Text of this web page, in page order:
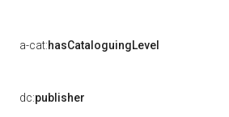
a-cat:hasCataloguingLevel
dc:publisher